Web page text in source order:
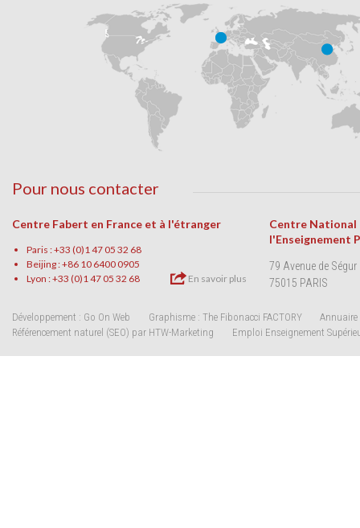
Pour nous contacter
Centre Fabert en France et à l'étranger
Paris : +33 (0)1 47 05 32 68
Beijing : +86 10 6400 0905
Lyon : +33 (0)1 47 05 32 68
En savoir plus
Centre National
l'Enseignement
79 Avenue de Ségur
75015 PARIS
Développement : Go On Web Graphisme : The Fibonacci FACTORY
Annuaire
Référencement naturel (SEO) par HTW-Marketing
Emploi Enseignement